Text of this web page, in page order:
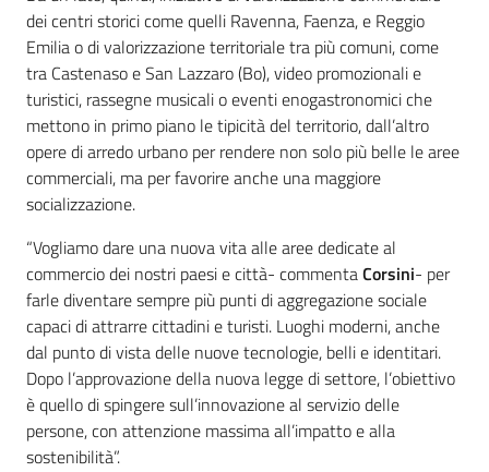
dei centri storici come quelli Ravenna, Faenza, e Reggio
Emilia o di valorizzazione territoriale tra più comuni, come
tra Castenaso e San Lazzaro (Bo), video promozionali e
turistici, rassegne musicali o eventi enogastronomici che
mettono in primo piano le tipicità del territorio, dall’altro
opere di arredo urbano per rendere non solo più belle le aree
commerciali, ma per favorire anche una maggiore
socializzazione.
“Vogliamo dare una nuova vita alle aree dedicate al
commercio dei nostri paesi e città- commentaCorsini- per
farle diventare sempre più punti di aggregazione sociale
capaci di attrarre cittadini e turisti. Luoghi moderni, anche
dal punto di vista delle nuove tecnologie, belli e identitari.
Dopo l’approvazione della nuova legge di settore, l’obiettivo
è quello di spingere sull’innovazione al servizio delle
persone, con attenzione massima all’impatto e alla
sostenibilità”.